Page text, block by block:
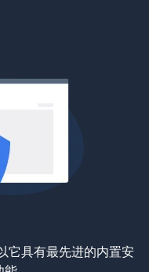
它具有最先进的内置安